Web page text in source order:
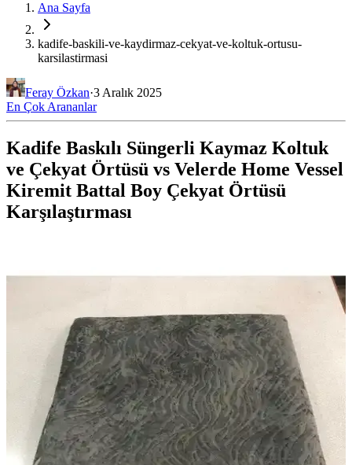
Ana Sayfa
kadife-baskili-ve-kaydirmaz-cekyat-ve-koltuk-ortusu-
karsilastirmasi
Feray Özkan·3 Aralık 2025
En Çok Arananlar
Kadife Baskılı Süngerli Kaymaz Koltuk
ve Çekyat Örtüsü vs Velerde Home Vessel
Kiremit Battal Boy Çekyat Örtüsü
Karşılaştırması